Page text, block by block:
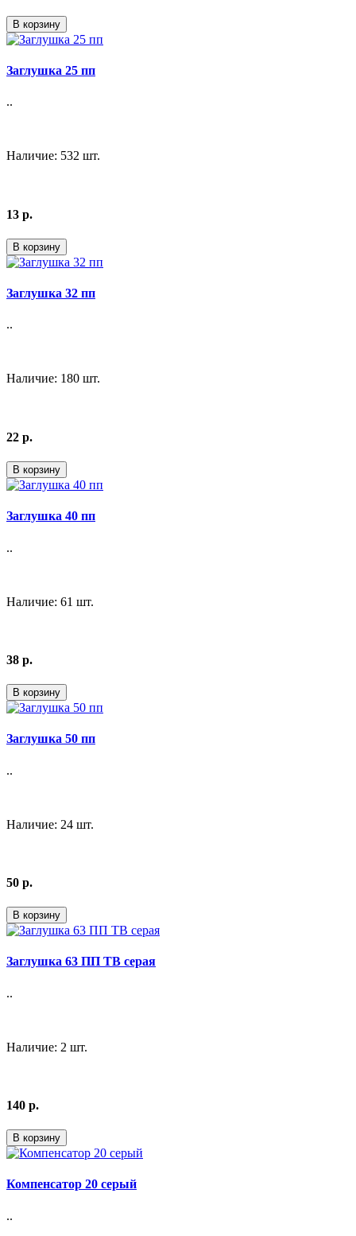
В корзину
Заглушка 25 пп
..
Наличие: 532 шт.
13 р.
В корзину
Заглушка 32 пп
..
Наличие: 180 шт.
22 р.
В корзину
Заглушка 40 пп
..
Наличие: 61 шт.
38 р.
В корзину
Заглушка 50 пп
..
Наличие: 24 шт.
50 р.
В корзину
Заглушка 63 ПП ТВ серая
..
Наличие: 2 шт.
140 р.
В корзину
Компенсатор 20 серый
..